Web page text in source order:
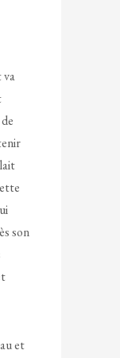
va
son
et